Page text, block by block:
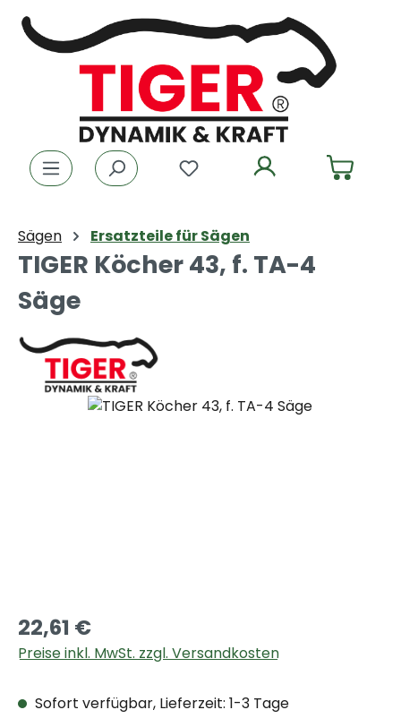
Zum Hauptinhalt springen
Du hast 0 Produkte auf
Sägen Ersatzteile für Sägen
TIGER Köcher 43, f. TA-4
Säge
Bildergalerie überspringen
22,61 €
Preise inkl. MwSt. zzgl. Versandkosten
Sofort verfügbar, Lieferzeit: 1-3 Tage